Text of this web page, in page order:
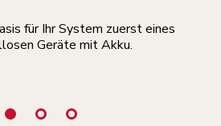
für Ihr System zuerst eines
Geräte mit Akku.